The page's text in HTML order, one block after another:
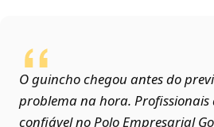
O guincho chegou antes do
problema na hora. Profissionais
confiável no Polo Empresarial